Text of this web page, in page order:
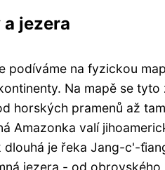
a jezera
podíváme na fyzickou
Na mapě se
horských pramenů až
Amazonka valí
dlouhá je řeka Jang-c'-
jezera - od obrovského